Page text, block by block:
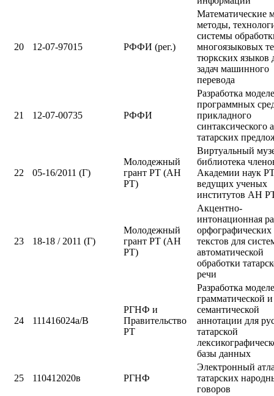
20 12-07-97015 РФФИ (рег.)
Математические
методы,
системы
многоязыковых
тюркских языков
задач машинного
перевода
21 12-07-00735 РФФИ
Разработка
программных
прикладного
синтаксического
татарских
22 05-16/2011 (Г)
Молодежный
грант РТ (АН
РТ)
Виртуальный
библиотека
Академии наук
ведущих ученых
институтов АН
23 18-18 / 2011 (Г)
Молодежный
грант РТ (АН
РТ)
Акцентно-
интонационная
орфографических
текстов для
автоматической
обработки
речи
24 111416024а/В
РГНФ и
Правительство
РТ
Разработка
грамматической и
семантической
аннотации для
татарской
базы данных
25 110412020в РГНФ
Электронный
татарских
говоров